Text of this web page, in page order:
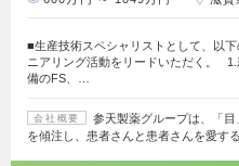
■生産技術スペシャリストとして、以
ニアリング活動をリードいただく。
備のFS、…
会社概要
参天製薬グループは、「
を傾注し、患者さんと患者さんを愛す